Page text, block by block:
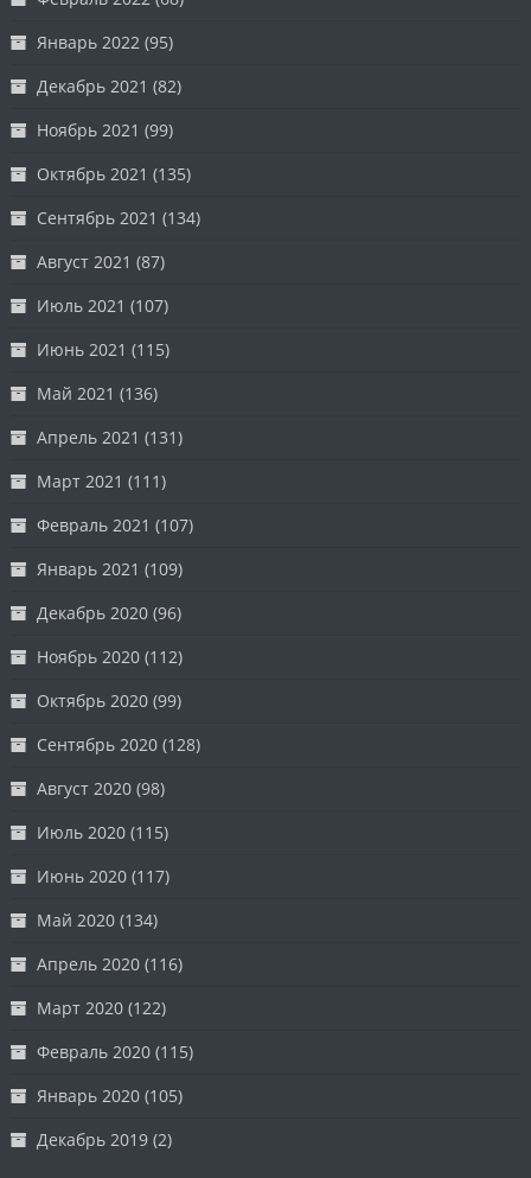
Январь 2022 (95)
Декабрь 2021 (82)
Ноябрь 2021 (99)
Октябрь 2021 (135)
Сентябрь 2021 (134)
Август 2021 (87)
Июль 2021 (107)
Июнь 2021 (115)
Май 2021 (136)
Апрель 2021 (131)
Март 2021 (111)
Февраль 2021 (107)
Январь 2021 (109)
Декабрь 2020 (96)
Ноябрь 2020 (112)
Октябрь 2020 (99)
Сентябрь 2020 (128)
Август 2020 (98)
Июль 2020 (115)
Июнь 2020 (117)
Май 2020 (134)
Апрель 2020 (116)
Март 2020 (122)
Февраль 2020 (115)
Январь 2020 (105)
Декабрь 2019 (2)